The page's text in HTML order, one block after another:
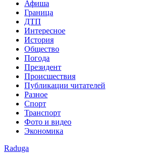
Афиша
Граница
ДТП
Интересное
История
Общество
Погода
Президент
Происшествия
Публикации читателей
Разное
Спорт
Транспорт
Фото и видео
Экономика
Raduga